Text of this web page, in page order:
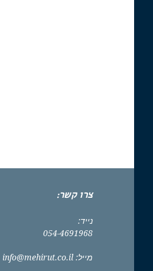
צרו קשר:
נייד:
054-4691968
מייל: info@mehirut.co.il